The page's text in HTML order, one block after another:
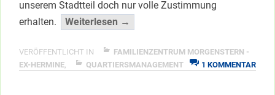
unserem Stadtteil doch nur volle Zustimmung
erhalten.
Weiterlesen →
für
Nouruz-
VERÖFFENTLICHT IN
FAMILIENZENTRUM MORGENSTERN -
EX-HERMINE
QUARTIERSMANAGEMENT 1 KOMMENTARZU